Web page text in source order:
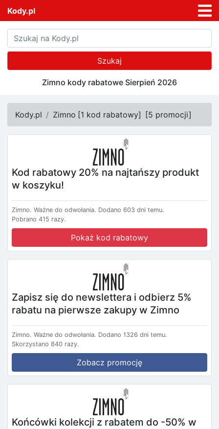
Kody.pl
Szukaj
Zimno kody rabatowe Sierpień 2026
Kody.pl Zimno [1 kod rabatowy] [5 promocji]
Kod rabatowy 20% na najtańszy produkt
w koszyku!
Zimno. Ważne do odwołania. Dodano 603 dni temu.
Pobrano 415 razy.
Pokaż kod rabatowy
Zapisz się do newslettera i odbierz 5%
rabatu na pierwsze zakupy w Zimno
Zimno. Ważne do odwołania. Dodano 1326 dni temu.
Skorzystano 840 razy.
Zobacz promocję
Końcówki kolekcji z rabatem do -50% w